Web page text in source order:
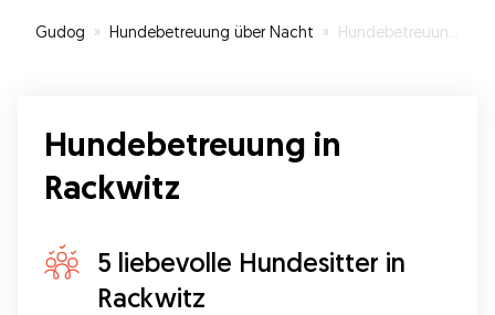
Gudog » Hundebetreuung über Nacht » Hundebetreuung in Rackwitz
Hundebetreuung in
Rackwitz
5 liebevolle Hundesitter in
Rackwitz